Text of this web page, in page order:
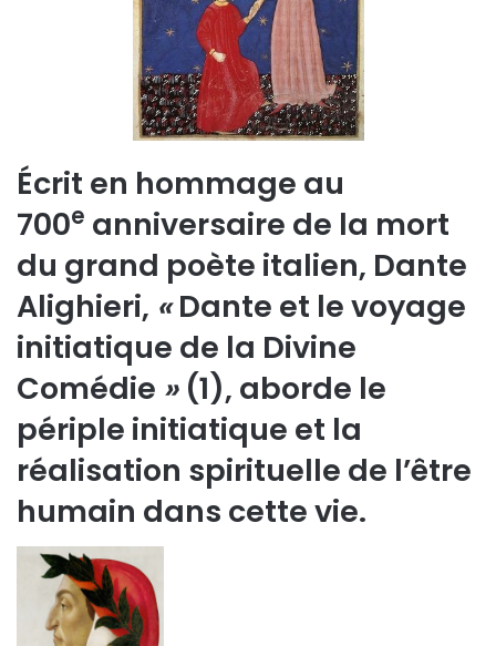
Écrit en hommage au
700e anniversaire de la mort
du grand poète italien, Dante
Alighieri, «Dante et le voyage
initiatique de la Divine
Comédie » (1), aborde le
périple initiatique et la
réalisation spirituelle de l’être
humain dans cette vie.